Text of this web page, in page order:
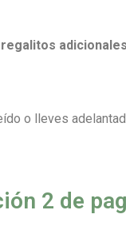
o lleves
2 de